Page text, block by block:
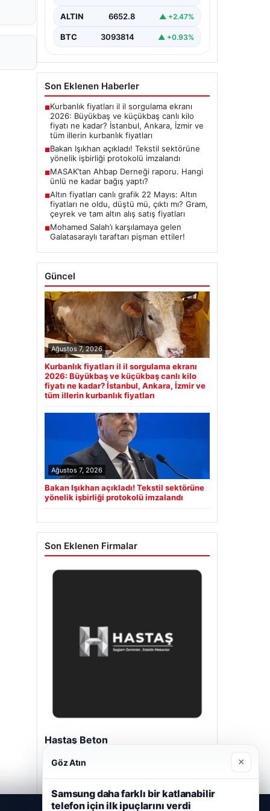
ALTIN 6652.8 ▲ +2.47%
BTC 3093814 ▲ +0.93%
Son Eklenen Haberler
■Kurbanlık fiyatları il il sorgulama ekranı
2026: Büyükbaş ve küçükbaş canlı kilo
fiyatı ne kadar? İstanbul, Ankara, İzmir ve
tüm illerin kurbanlık fiyatları
■Bakan Işıkhan açıkladı! Tekstil sektörüne
yönelik işbirliği protokolü imzalandı
■MASAK’tan Ahbap Derneği raporu. Hangi
ünlü ne kadar bağış yaptı?
■Altın fiyatları canlı grafik 22 Mayıs: Altın
fiyatları ne oldu, düştü mü, çıktı mı? Gram,
çeyrek ve tam altın alış satış fiyatları
■Mohamed Salah’ı karşılamaya gelen
Galatasaraylı taraftarı pişman ettiler!
Güncel
Ağustos 7, 2026
Kurbanlık fiyatları il il sorgulama ekranı
2026: Büyükbaş ve küçükbaş canlı kilo
fiyatı ne kadar? İstanbul, Ankara, İzmir ve
tüm illerin kurbanlık fiyatları
Ağustos 7, 2026
Bakan Işıkhan açıkladı! Tekstil sektörüne
yönelik işbirliği protokolü imzalandı
Son Eklenen Firmalar
Hastaş Beton
Göz Atın ×
Samsung daha farklı bir katlanabilir
telefon için ilk ipuçlarını verdi